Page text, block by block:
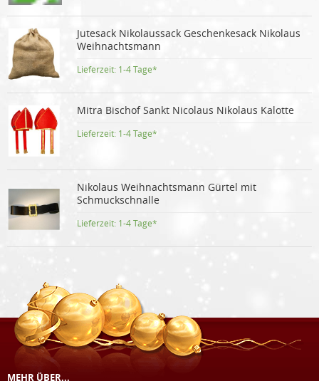
Jutesack Nikolaussack Geschenkesack Nikolaus
Weihnachtsmann
Lieferzeit: 1-4 Tage*
Mitra Bischof Sankt Nicolaus Nikolaus Kalotte
Lieferzeit: 1-4 Tage*
Nikolaus Weihnachtsmann Gürtel mit
Schmuckschnalle
Lieferzeit: 1-4 Tage*
MEHR ÜBER...